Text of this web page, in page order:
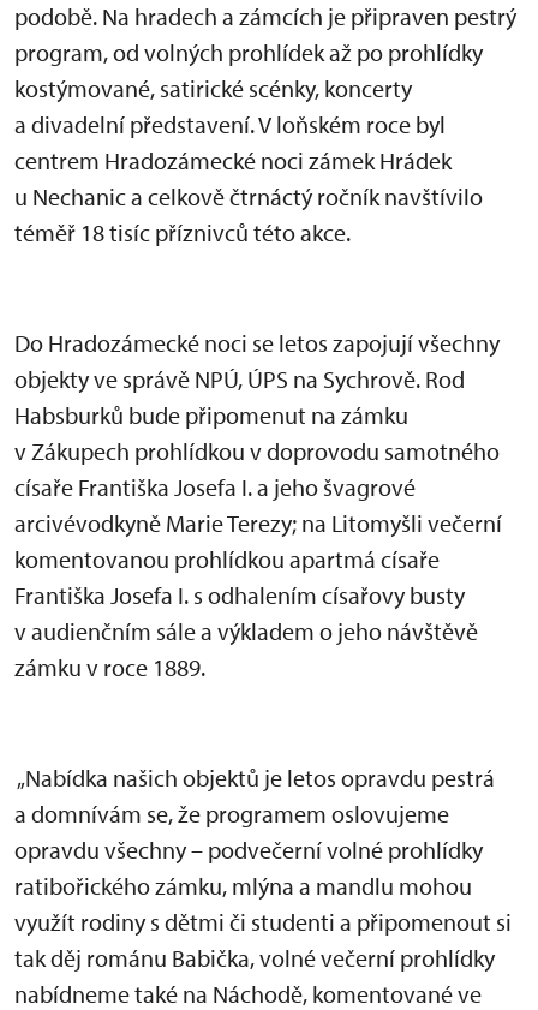
podobě. Na hradech a zámcích je připraven pestrý
program, od volných prohlídek až po prohlídky
kostýmované, satirické scénky, koncerty
a divadelní představení. V loňském roce byl
centrem Hradozámecké noci zámek Hrádek
u Nechanic a celkově čtrnáctý ročník navštívilo
téměř 18 tisíc příznivců této akce.
Do Hradozámecké noci se letos zapojují všechny
objekty ve správě NPÚ, ÚPS na Sychrově. Rod
Habsburků bude připomenut na zámku
v Zákupech prohlídkou v doprovodu samotného
císaře Františka Josefa I. a jeho švagrové
arcivévodkyně Marie Terezy; na Litomyšli večerní
komentovanou prohlídkou apartmá císaře
Františka Josefa I. s odhalením císařovy busty
v audienčním sále a výkladem o jeho návštěvě
zámku v roce 1889.
„Nabídka našich objektů je letos opravdu pestrá
a domnívám se, že programem oslovujeme
opravdu všechny – podvečerní volné prohlídky
ratibořického zámku, mlýna a mandlu mohou
využít rodiny s dětmi či studenti a připomenout si
tak děj románu Babička, volné večerní prohlídky
nabídneme také na Náchodě, komentované ve